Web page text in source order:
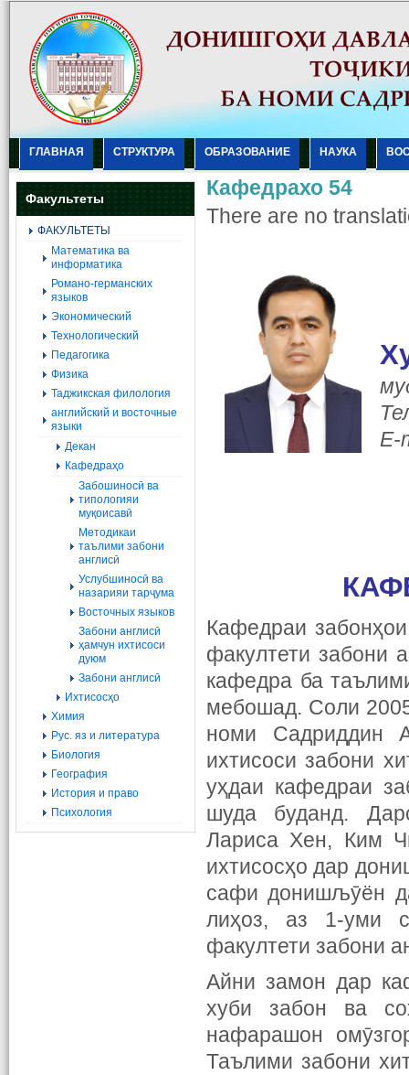
ГЛАВНАЯ СТРУКТУРА ОБРАЗОВАНИЕ НАУКА
Факультеты
ФАКУЛЬТЕТЫ
Mатематика ва
информатика
Романо-германских
языков
Экономический
Технологический
Педагогика
Физика
Таджикская филология
английский и восточные
языки
Декан
Кафедраҳо
Забошиносӣ ва
типологияи
муқоисавӣ
Методикаи
таълими забони
англисӣ
Услубшиносӣ ва
назарияи тарҷума
Восточных языков
Забони англисӣ
ҳамчун ихтисоси
дуюм
Забони англисӣ
Ихтисосҳо
Химия
Рус. яз и литература
Биология
География
История и право
Психология
Кафедрахо 54
There are no
E-
Кафедраи
факултети забони
кафедра ба
мебошад. Соли
номи Садриддин
ихтисоси забони
уҳдаи кафедраи
шуда буданд.
Лариса Хен, Ким
ихтисосҳо дар
сафи донишљӯён
лиҳоз, аз 1-уми
факултети забони
Айни замон дар
хуби забон ва
нафарашон
Таълими забони